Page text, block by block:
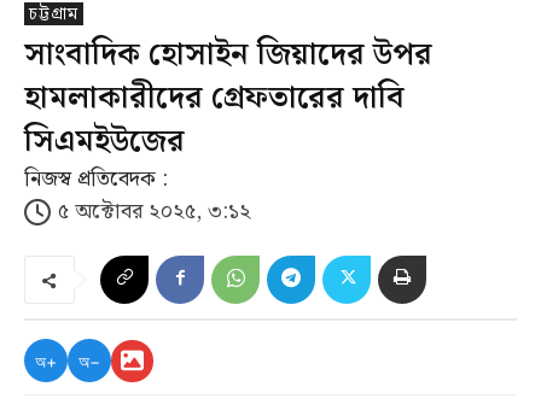
চট্টগ্রাম
সাংবাদিক হোসাইন জিয়াদের উপর
হামলাকারীদের গ্রেফতারের দাবি
সিএমইউজের
নিজস্ব প্রতিবেদক :
৫ অক্টোবর ২০২৫, ৩:১২
অ+ অ−